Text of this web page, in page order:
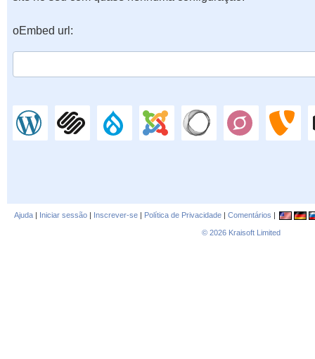
oEmbed url:
Ajuda | Iniciar sessão | Inscrever-se | Política de Privacidade | Comentários |
© 2026 Kraisoft Limited